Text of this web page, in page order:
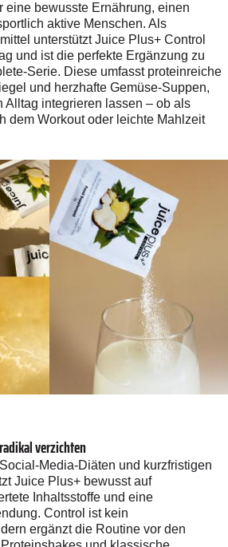
eine bewusste Ernährung, einen
aktive Menschen. Als
unterstützt Juice Plus+ Control
und ist die perfekte Ergänzung zu
Serie. Diese umfasst proteinreiche
und herzhafte Gemüse-Suppen,
Alltag integrieren lassen – ob als
dem Workout oder leichte Mahlzeit
verzichten
Media-Diäten und kurzfristigen
Juice Plus+ bewusst auf
Inhaltsstoffe und eine
Control ist kein
ergänzt die Routine vor den